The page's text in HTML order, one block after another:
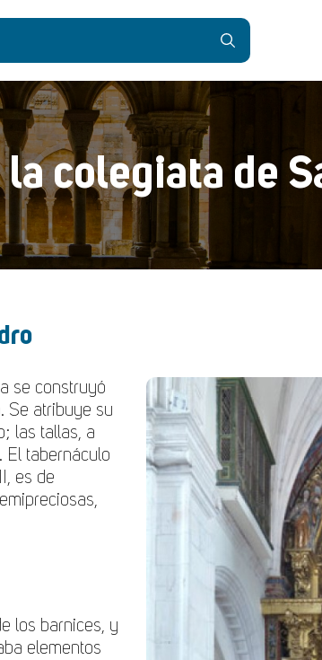
colegiata de
se construyó
Se atribuye su
las tallas, a
El tabernáculo
es de
los barnices, y
elementos